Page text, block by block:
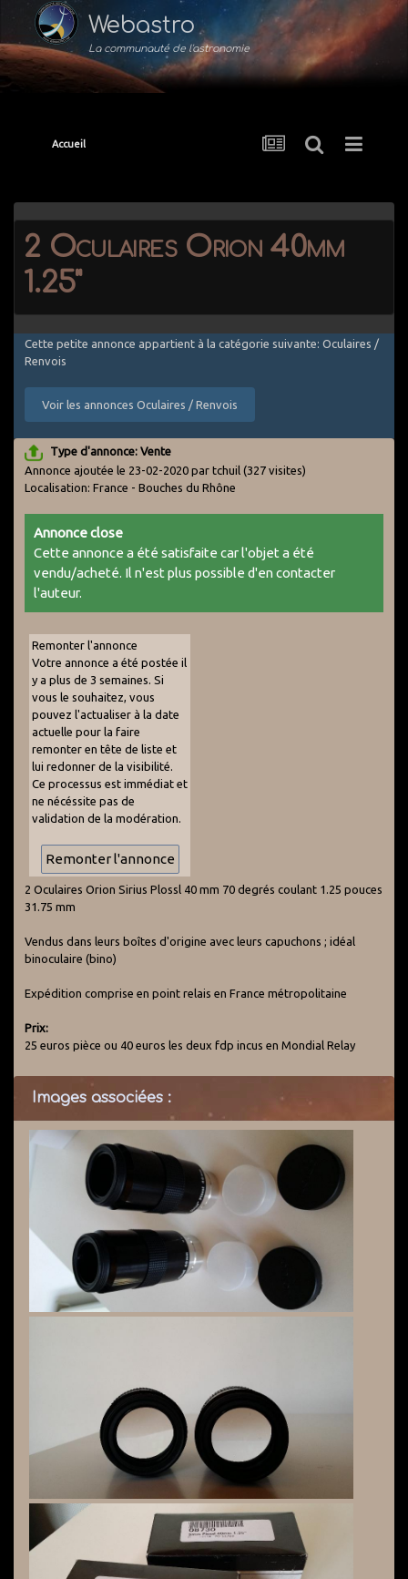
Webastro
La communauté de l'astronomie
Accueil
2 Oculaires Orion 40mm
1.25"
Cette petite annonce appartient à la catégorie suivante: Oculaires /
Renvois
Voir les annonces Oculaires / Renvois
Type d'annonce: Vente
Annonce ajoutée le 23-02-2020 par tchuil (327 visites)
Localisation: France - Bouches du Rhône
Annonce close
Cette annonce a été satisfaite car l'objet a été
vendu/acheté. Il n'est plus possible d'en contacter
l'auteur.
Remonter l'annonce
Votre annonce a été postée il
y a plus de 3 semaines. Si
vous le souhaitez, vous
pouvez l'actualiser à la date
actuelle pour la faire
remonter en tête de liste et
lui redonner de la visibilité.
Ce processus est immédiat et
ne nécéssite pas de
validation de la modération.
2 Oculaires Orion Sirius Plossl 40 mm 70 degrés coulant 1.25 pouces
31.75 mm
Vendus dans leurs boîtes d'origine avec leurs capuchons ; idéal
binoculaire (bino)
Expédition comprise en point relais en France métropolitaine
Prix:
25 euros pièce ou 40 euros les deux fdp incus en Mondial Relay
Images associées :